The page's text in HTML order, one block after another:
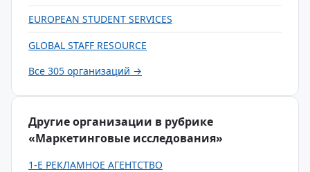
EUROPEAN STUDENT SERVICES
GLOBAL STAFF RESOURCE
Все 305 организаций →
Другие организации в рубрике
«Маркетинговые исследования»
1-Е РЕКЛАМНОЕ АГЕНТСТВО